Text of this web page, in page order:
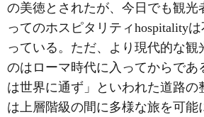
の美徳とされたが、今日でも観光
ってのホスピタリティhospitality
っている。ただ、より現代的な観
のはローマ時代に入ってからであ
は世界に通ず」といわれた道路の
は上層階級の間に多様な旅を可能